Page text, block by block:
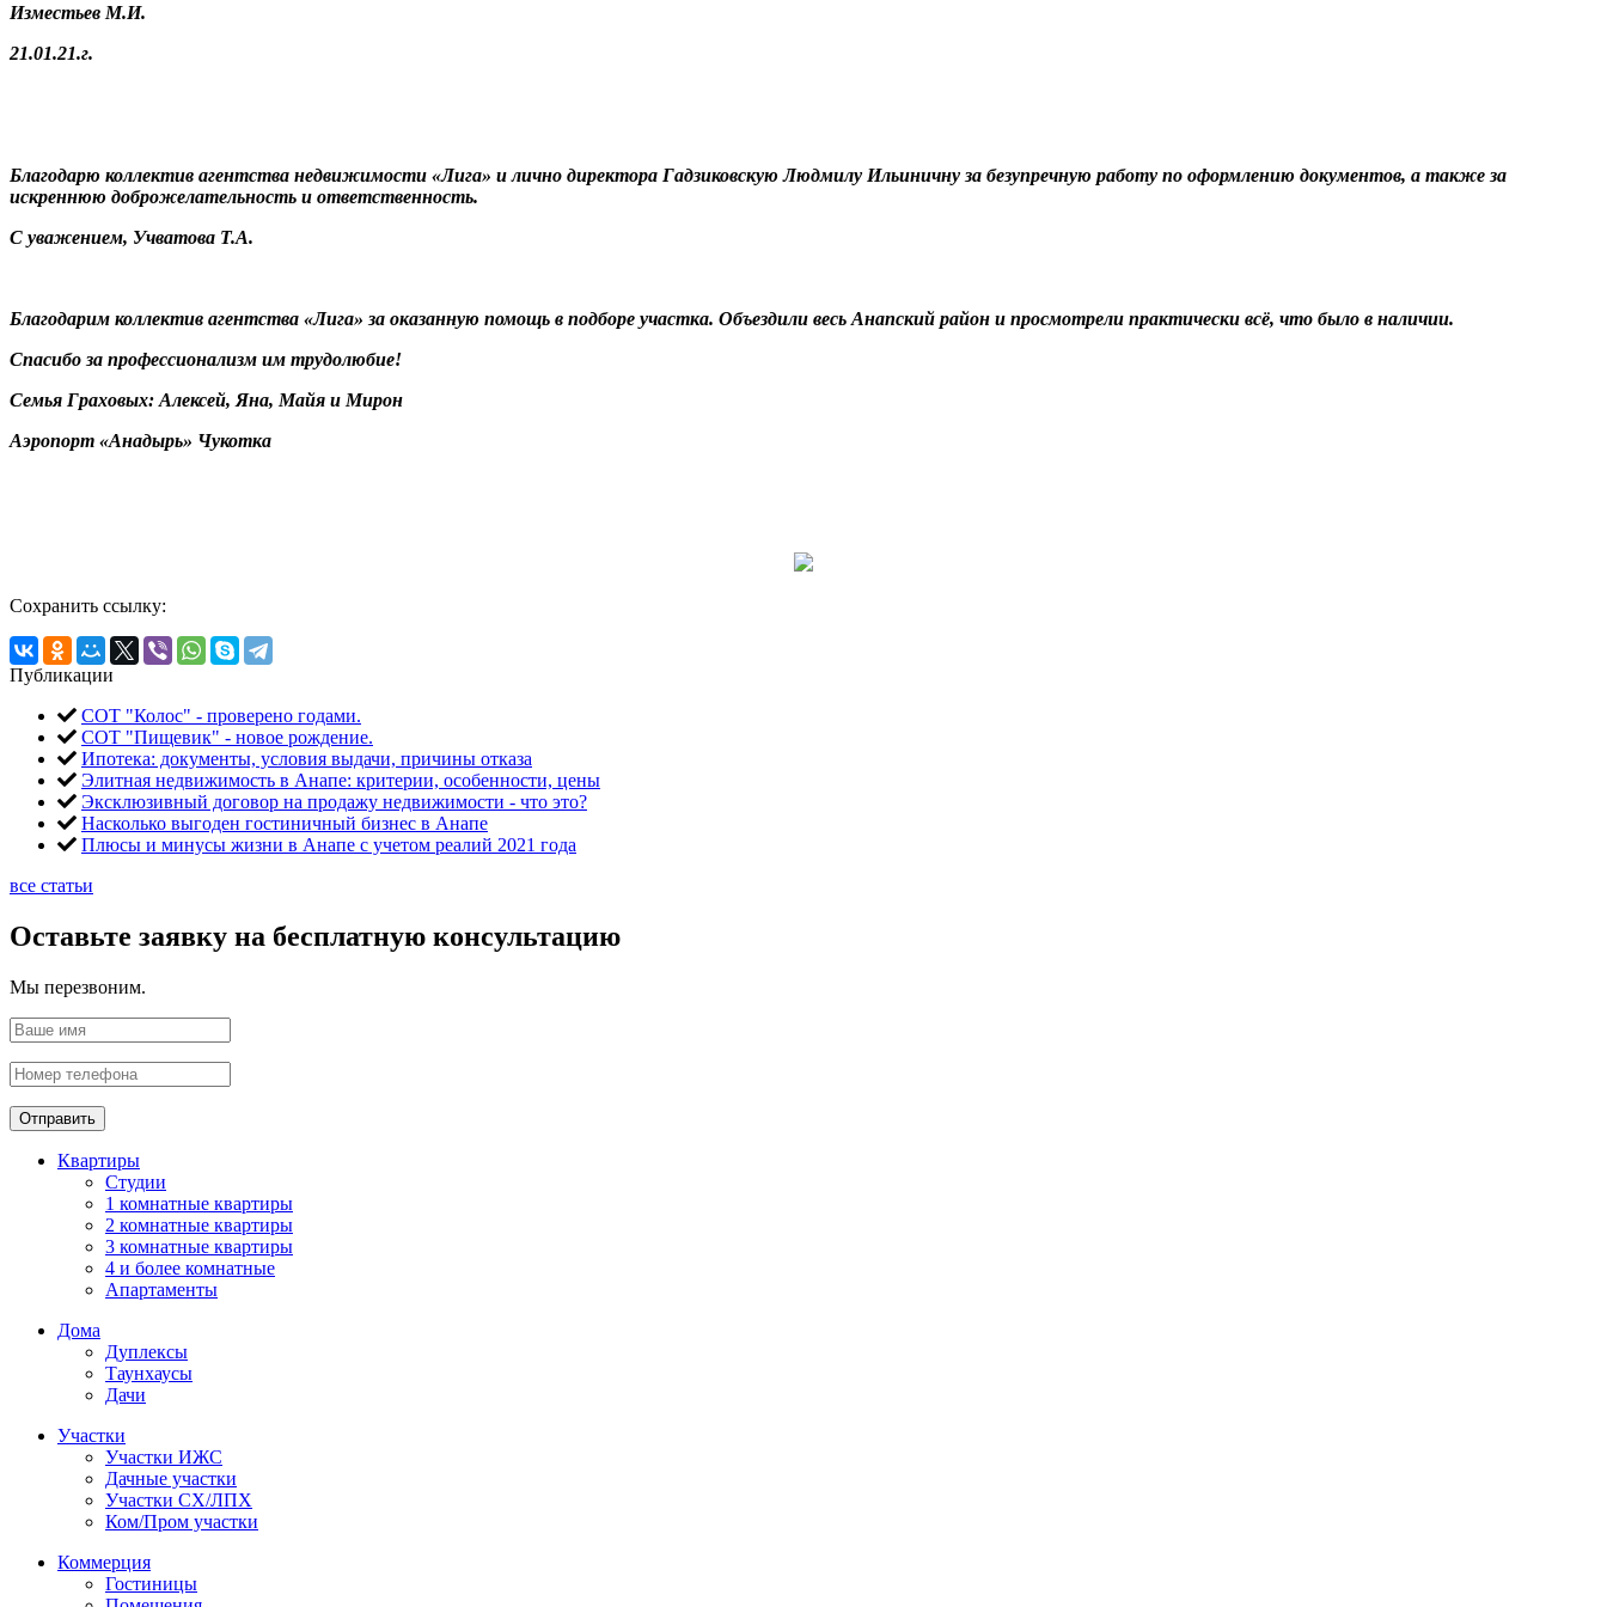
Изместьев М.И.
21.01.21.г.
Благодарю коллектив агентства недвижимости «Лига» и лично директора Гадзиковскую Людмилу Ильиничну за безупречную работу по оформлению документов, а также за
искреннюю доброжелательность и ответственность.
С уважением, Учватова Т.А.
Благодарим коллектив агентства «Лига» за оказанную помощь в подборе участка. Объездили весь Анапский район и просмотрели практически всё, что было в наличии.
Спасибо за профессионализм им трудолюбие!
Семья Граховых: Алексей, Яна, Майя и Мирон
Аэропорт «Анадырь» Чукотка
Сохранить ссылку:
Публикации
СОТ "Колос" - проверено годами.
СОТ "Пищевик" - новое рождение.
Ипотека: документы, условия выдачи, причины отказа
Элитная недвижимость в Анапе: критерии, особенности, цены
Эксклюзивный договор на продажу недвижимости - что это?
Насколько выгоден гостиничный бизнес в Анапе
Плюсы и минусы жизни в Анапе с учетом реалий 2021 года
все статьи
Оставьте заявку на бесплатную консультацию
Мы перезвоним.
Отправить
Квартиры
Студии
1 комнатные квартиры
2 комнатные квартиры
3 комнатные квартиры
4 и более комнатные
Апартаменты
Дома
Дуплексы
Таунхаусы
Дачи
Участки
Участки ИЖС
Дачные участки
Участки СХ/ЛПХ
Ком/Пром участки
Коммерция
Гостиницы